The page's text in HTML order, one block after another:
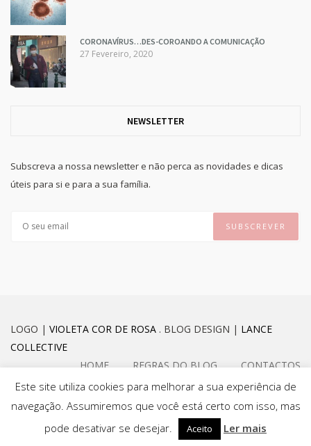
CORONAVÍRUS…DES-COROANDO A COMUNICAÇÃO
27 Fevereiro, 2020
NEWSLETTER
Subscreva a nossa newsletter e não perca as novidades e dicas
úteis para si e para a sua família.
LOGO | VIOLETA COR DE ROSA . BLOG DESIGN | LANCE
COLLECTIVE
HOME
REGRAS DO BLOG CONTACTOS
FACEBOOK INSTAGRAM
Este site utiliza cookies para melhorar a sua experiência de
navegação. Assumiremos que você está certo com isso, mas
pode desativar se desejar.
Aceito Ler mais